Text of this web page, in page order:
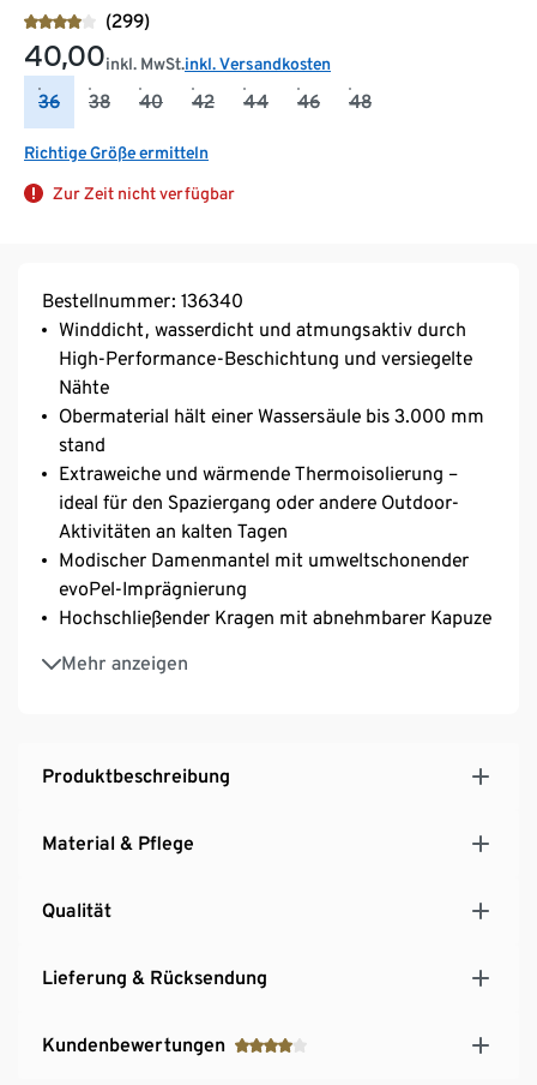
(299)
40,00inkl. MwSt.inkl. Versandkosten
36 38 40 42 44 46 48
Richtige Größe ermitteln
Zur Zeit nicht verfügbar
Bestellnummer: 136340
Winddicht, wasserdicht und atmungsaktiv durch
High-Performance-Beschichtung und versiegelte
Nähte
Obermaterial hält einer Wassersäule bis 3.000 mm
stand
Extraweiche und wärmende Thermoisolierung –
ideal für den Spaziergang oder andere Outdoor-
Aktivitäten an kalten Tagen
Modischer Damenmantel mit umweltschonender
evoPel-Imprägnierung
Hochschließender Kragen mit abnehmbarer Kapuze
Mehr anzeigen
Weiten- und höhenverstellbare Kapuze mit
abnehmbarem Kunstfellbesatz
1 Innentasche
Doppelte Windschutzleiste mit Druckknöpfen
Silhouette
Produktbeschreibung
Material & Pflege
Qualität
Lieferung & Rücksendung
Kundenbewertungen